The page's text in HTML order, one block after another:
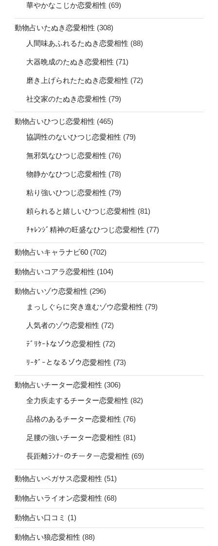
華やかなこじか恋愛相性 (69)
動物占いたぬき恋愛相性 (308)
人間味あふれるたぬき恋愛相性 (88)
大器晩成のたぬき恋愛相性 (71)
磨き上げられたたぬき恋愛相性 (72)
社交家のたぬき恋愛相性 (79)
動物占いひつじ恋愛相性 (465)
協調性のないひつじ恋愛相性 (79)
無邪気なひつじ恋愛相性 (76)
物静かなひつじ恋愛相性 (78)
粘り強いひつじ恋愛相性 (79)
頼られると嬉しいひつじ恋愛相性 (81)
ﾁｬﾚﾝｼﾞ精神の旺盛なひつじ恋愛相性 (77)
動物占いキャラナビ60 (702)
動物占いコアラ恋愛相性 (104)
動物占いゾウ恋愛相性 (296)
まっしぐらに突き進むゾウ恋愛相性 (79)
人気者のゾウ恋愛相性 (72)
ﾃﾞﾘｹｰﾄなゾウ恋愛相性 (72)
ﾘｰﾀﾞｰとなるゾウ恋愛相性 (73)
動物占いチーター恋愛相性 (306)
全力疾走するチーター恋愛相性 (82)
品格のあるチーター恋愛相性 (76)
足腰の強いチーター恋愛相性 (81)
長距離ﾗﾝﾅｰのチーター恋愛相性 (69)
動物占いペガサス恋愛相性 (51)
動物占いライオン恋愛相性 (68)
動物占い口コミ (1)
動物占い狼恋愛相性 (88)